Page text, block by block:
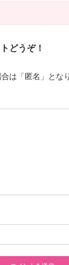
どうぞ！
は「匿名」とな